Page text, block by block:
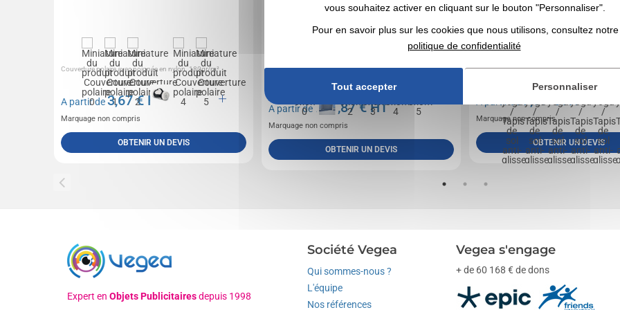
Couverture polaire avec poignée en nylon. 180gr/m².
A partir de3,67€ HT
Marquage non compris
OBTENIR UN DEVIS
Tente popup 3x3m dépliante en aluminium. Ce barnum est
A partir de751,87€ HT
Marquage non compris
OBTENIR UN DEVIS
Tapis yoga KARMA: avec couche
7,57€ HT
Marquage non compris
OBTENIR UN DEVIS
Expert en Objets Publicitairesdepuis 1998
Société Vegea
Qui sommes-nous ?
L'équipe
Nos références
Vegea s'engage
+ de 60 168 € de dons
vous souhaitez activer en cliquant sur le bouton "Personnaliser".
Pour en savoir plus sur les cookies que nous utilisons, consultez notre
politique de confidentialité
Tout accepter Personnaliser